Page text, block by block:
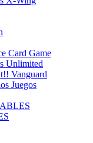
Card Game
Unlimited
Vanguard
Juegos